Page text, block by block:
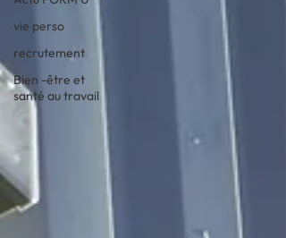
vie perso
recrutement
Bien -être et
santé au travail